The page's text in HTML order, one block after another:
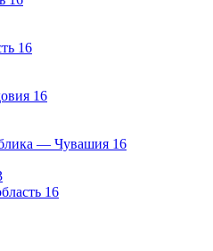
16
16
— Чувашия 16
16